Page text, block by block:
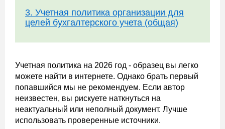
3. Учетная политика организации для
целей бухгалтерского учета (общая)
Учетная политика на 2026 год - образец вы легко
можете найти в интернете. Однако брать первый
попавшийся мы не рекомендуем. Если автор
неизвестен, вы рискуете наткнуться на
неактуальный или неполный документ. Лучше
использовать проверенные источники.